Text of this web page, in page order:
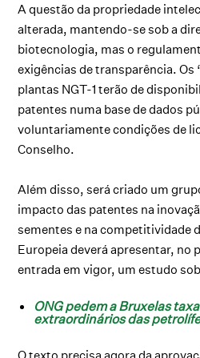
A questão da propriedade
alterada, mantendo-se sob a
biotecnologia, mas o
exigências de transparência. Os
plantas NGT-1 terão de
patentes numa base de dados
voluntariamente condições de
Conselho.
Além disso, será criado um
impacto das patentes na
sementes e na competitividade
Europeia deverá apresentar, no
entrada em vigor, um estudo
ONG pedem a Bruxelas
extraordinários das
O texto precisa agora da